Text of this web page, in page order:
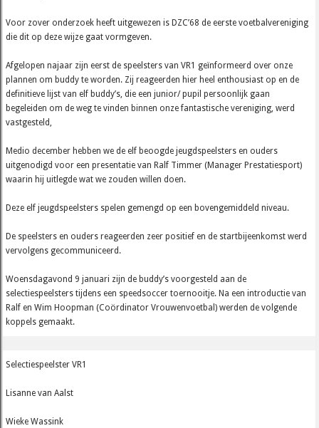
Voor zover onderzoek heeft uitgewezen is DZC’68 de eerste voetbalvereniging
die dit op deze wijze gaat vormgeven.
Afgelopen najaar zijn eerst de speelsters van VR1 geïnformeerd over onze
plannen om buddy te worden. Zij reageerden hier heel enthousiast op en de
definitieve lijst van elf buddy’s, die een junior/ pupil persoonlijk gaan
begeleiden om de weg te vinden binnen onze fantastische vereniging, werd
vastgesteld,
Medio december hebben we de elf beoogde jeugdspeelsters en ouders
uitgenodigd voor een presentatie van Ralf Timmer (Manager Prestatiesport)
waarin hij uitlegde wat we zouden willen doen.
Deze elf jeugdspeelsters spelen gemengd op een bovengemiddeld niveau.
De speelsters en ouders reageerden zeer positief en de startbijeenkomst werd
vervolgens gecommuniceerd.
Woensdagavond 9 januari zijn de buddy’s voorgesteld aan de
selectiespeelsters tijdens een speedsoccer toernooitje. Na een introductie van
Ralf en Wim Hoopman (Coördinator Vrouwenvoetbal) werden de volgende
koppels gemaakt.
Selectiespeelster VR1
Lisanne van Aalst
Wieke Wassink